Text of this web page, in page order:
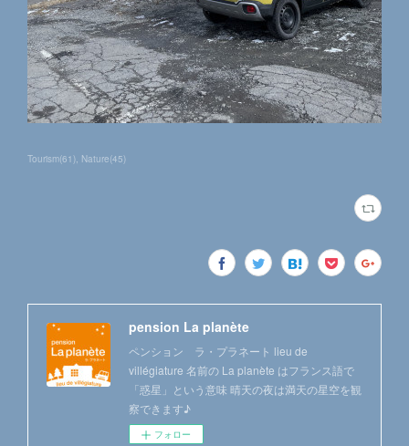
Tourism(61) Nature(45)
pension La planète
ペンション ラ・プラネート lieu de
villégiature 名前の La planète はフランス語で
「惑星」という意味 晴天の夜は満天の星空を観
察できます♪
フォロー